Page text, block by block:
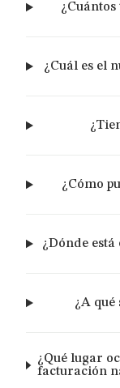
¿Cuál es el
¿Cómo
¿Dónde
¿A qué
¿Qué lugar
facturación